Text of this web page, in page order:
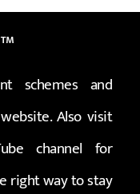
™
schemes and
Also visit
channel for
right way to stay